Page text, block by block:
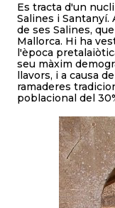
Es tracta d'un
Salines i Santanyí.
de ses Salines,
Mallorca. Hi ha
l'època
seu màxim
llavors, i a causa
ramaderes
poblacional del